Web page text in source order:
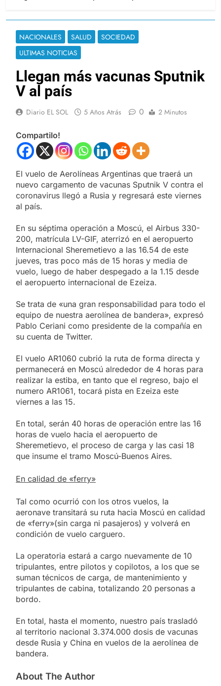
NACIONALES SALUD
SOCIEDAD
ULTIMAS NOTICIAS
Llegan más vacunas Sputnik
V al país
Diario EL SOL 5 Años Atrás 0 2 Minutos
Compartilo!
El vuelo de Aerolíneas Argentinas que traerá un
nuevo cargamento de vacunas Sputnik V contra el
coronavirus llegó a Rusia y regresará este viernes
al país.
En su séptima operación a Moscú, el Airbus 330-
200, matrícula LV-GIF, aterrizó en el aeropuerto
Internacional Sheremetievo a las 16.54 de este
jueves, tras poco más de 15 horas y media de
vuelo, luego de haber despegado a la 1.15 desde
el aeropuerto internacional de Ezeiza.
Se trata de «una gran responsabilidad para todo el
equipo de nuestra aerolínea de bandera», expresó
Pablo Ceriani como presidente de la compañía en
su cuenta de Twitter.
El vuelo AR1060 cubrió la ruta de forma directa y
permanecerá en Moscú alrededor de 4 horas para
realizar la estiba, en tanto que el regreso, bajo el
numero AR1061, tocará pista en Ezeiza este
viernes a las 15.
En total, serán 40 horas de operación entre las 16
horas de vuelo hacia el aeropuerto de
Sheremetievo, el proceso de carga y las casi 18
que insume el tramo Moscú-Buenos Aires.
En calidad de «ferry»
Tal como ocurrió con los otros vuelos, la
aeronave transitará su ruta hacia Moscú en calidad
de «ferry»(sin carga ni pasajeros) y volverá en
condición de vuelo carguero.
La operatoria estará a cargo nuevamente de 10
tripulantes, entre pilotos y copilotos, a los que se
suman técnicos de carga, de mantenimiento y
tripulantes de cabina, totalizando 20 personas a
bordo.
En total, hasta el momento, nuestro país trasladó
al territorio nacional 3.374.000 dosis de vacunas
desde Rusia y China en vuelos de la aerolínea de
bandera.
About The Author